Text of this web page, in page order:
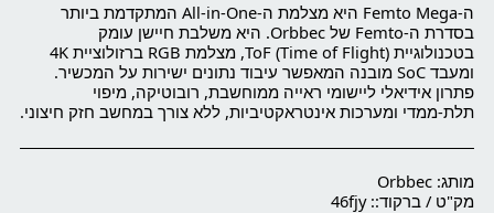
ה-Femto Mega היא מצלמת ה-All-in-One המתקדמת ביותר
בסדרת ה-Femto של Orbbec. היא משלבת חיישן עומק
בטכנולוגיית ToF (Time of Flight), מצלמת RGB ברזולוציית 4K
ומעבד SoC מובנה המאפשר עיבוד נתונים ישירות על המכשיר.
פתרון אידיאלי ליישומי ראייה ממוחשבת, רובוטיקה, מיפוי
תלת-ממדי ומערכות אינטראקטיביות, ללא צורך במחשב חזק חיצוני.
מותג: Orbbec
מק"ט / ברקוד:: 46fjy